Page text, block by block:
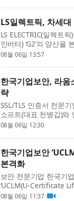
LS일렉트릭, 차세대
LS ELECTRIC(일렉트
인버터) ‘G2’의 양산
지난 5일 충남 천안사
08월 06일 13:57
한국기업보안, 라움
략
SSL/TLS 인증서 전문
소프트(대표 천병갑)와
시장 진출을 위한 전략
08월 06일 12:30
한국기업보안
본격화
보안 전문기업 한국기
‘UCLM(U-Certificate
등록됐다고 밝혔다. 이
08월 06일 11:37